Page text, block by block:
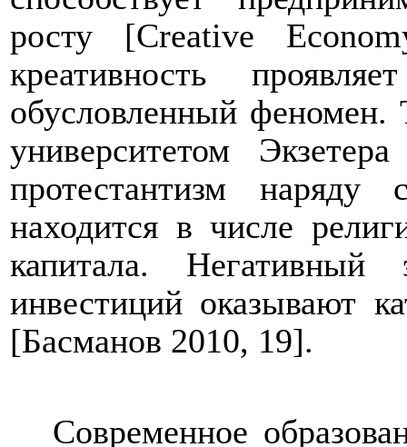
росту [Creative
креативность
обусловленный феномен.
университетом
протестантизм
находится в числе
капитала.
инвестиций оказывают
[Басманов 2010, 19].
Современное